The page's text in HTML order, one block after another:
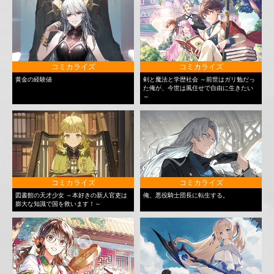
コミカライズ
黄金の経験値
コミカライズ
剣と魔法と学歴社会 ～前世はガリ勉だっ
た俺が、今世は風任せで自由に生きたい
～
コミカライズ
図書館の天才少女 ～本好きの新人官吏は
膨大な知識で国を救います！～
コミカライズ
俺、悪役騎士団長に転生する。